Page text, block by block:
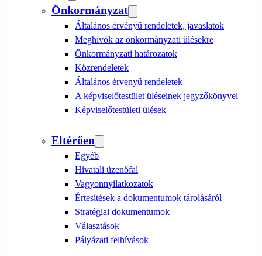
Önkormányzat
Általános érvényű rendeletek, javaslatok
Meghívók az önkormányzati ülésekre
Önkormányzati határozatok
Közrendeletek
Általános érvenyű rendeletek
A képviselőtestület üléseinek jegyzőkönyvei
Képviselőtestületi ülések
Eltérően
Egyéb
Hivatali üzenőfal
Vagyonnyilatkozatok
Értesítések a dokumentumok tárolásáról
Stratégiai dokumentumok
Választások
Pályázati felhívások